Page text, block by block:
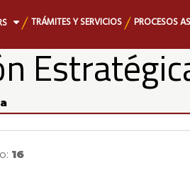
TRÁMITES Y SERVICIOS PROCESOS
16